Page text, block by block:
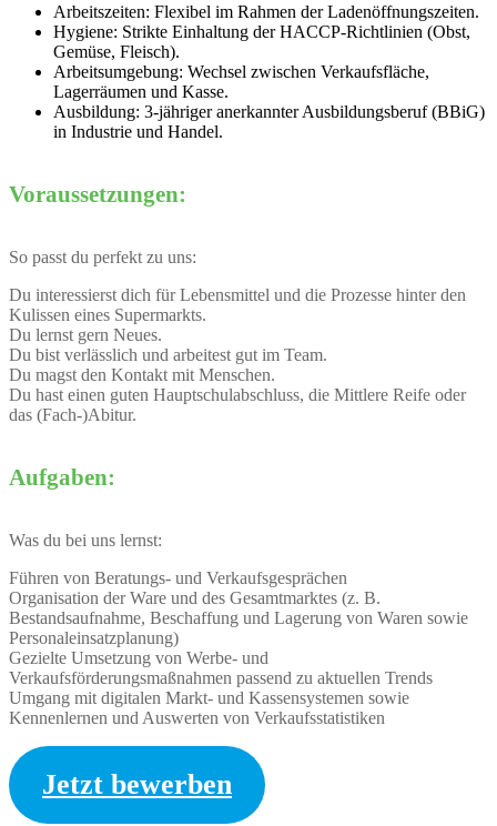
Arbeitszeiten: Flexibel im Rahmen der Ladenöffnungszeiten.
Hygiene: Strikte Einhaltung der HACCP-Richtlinien (Obst,
Gemüse, Fleisch).
Arbeitsumgebung: Wechsel zwischen Verkaufsfläche,
Lagerräumen und Kasse.
Ausbildung: 3-jähriger anerkannter Ausbildungsberuf (BBiG)
in Industrie und Handel.
Voraussetzungen:
So passt du perfekt zu uns:
Du interessierst dich für Lebensmittel und die Prozesse hinter den
Kulissen eines Supermarkts.
Du lernst gern Neues.
Du bist verlässlich und arbeitest gut im Team.
Du magst den Kontakt mit Menschen.
Du hast einen guten Hauptschulabschluss, die Mittlere Reife oder
das (Fach-)Abitur.
Aufgaben:
Was du bei uns lernst:
Führen von Beratungs- und Verkaufsgesprächen
Organisation der Ware und des Gesamtmarktes (z. B.
Bestandsaufnahme, Beschaffung und Lagerung von Waren sowie
Personaleinsatzplanung)
Gezielte Umsetzung von Werbe- und
Verkaufsförderungsmaßnahmen passend zu aktuellen Trends
Umgang mit digitalen Markt- und Kassensystemen sowie
Kennenlernen und Auswerten von Verkaufsstatistiken
Jetzt bewerben